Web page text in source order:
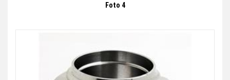
Foto 4